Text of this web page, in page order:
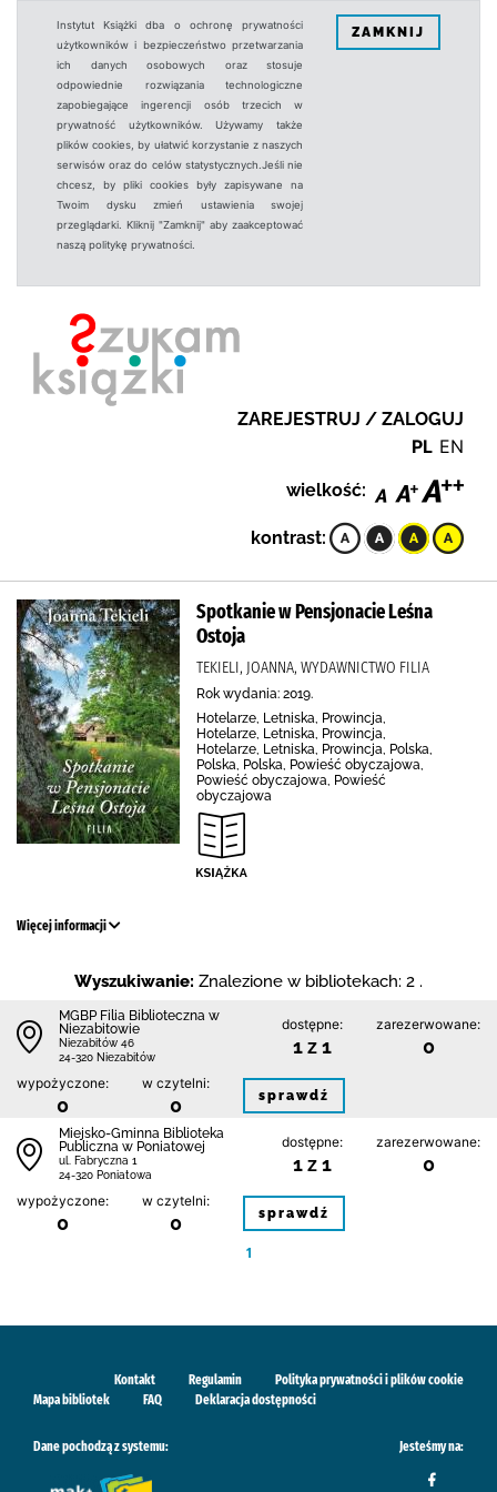
Instytut Książki dba o ochronę prywatności
użytkowników i bezpieczeństwo przetwarzania
ich danych osobowych oraz stosuje
odpowiednie rozwiązania technologiczne
zapobiegające ingerencji osób trzecich w
prywatność użytkowników. Używamy także
plików cookies, by ułatwić korzystanie z naszych
serwisów oraz do celów statystycznych.Jeśli nie
chcesz, by pliki cookies były zapisywane na
Twoim dysku zmień ustawienia swojej
przeglądarki. Kliknij "Zamknij" aby zaakceptować
naszą politykę prywatności.
ZAMKNIJ
ZAREJESTRUJ / ZALOGUJ
PL EN
wielkość:
kontrast:
Spotkanie w Pensjonacie Leśna
Ostoja
TEKIELI, JOANNA, WYDAWNICTWO FILIA
Rok wydania: 2019.
Hotelarze, Letniska, Prowincja,
Hotelarze, Letniska, Prowincja,
Hotelarze, Letniska, Prowincja, Polska,
Polska, Polska, Powieść obyczajowa,
Powieść obyczajowa, Powieść
obyczajowa
Więcej informacji
Wyszukiwanie: Znalezione w bibliotekach: 2 .
MGBP Filia Biblioteczna w
Niezabitowie
Niezabitów 46
24-320 Niezabitów
dostępne:
1 z 1
zarezerwowane:
0
wypożyczone:
0
w czytelni:
0 sprawdź
Miejsko-Gminna Biblioteka
Publiczna w Poniatowej
ul. Fabryczna 1
24-320 Poniatowa
dostępne:
1 z 1
zarezerwowane:
0
wypożyczone:
0
w czytelni:
0 sprawdź
1
Kontakt Regulamin
Polityka prywatności i plików cookie
Mapa bibliotek
FAQ Deklaracja dostępności
Dane pochodzą z systemu: Jesteśmy na: